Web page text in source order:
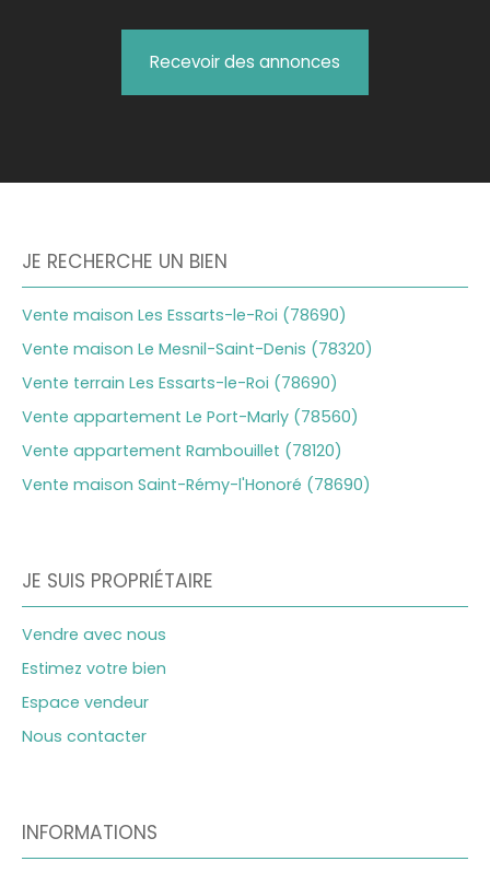
Recevoir des annonces
JE RECHERCHE UN BIEN
Vente maison Les Essarts-le-Roi (78690)
Vente maison Le Mesnil-Saint-Denis (78320)
Vente terrain Les Essarts-le-Roi (78690)
Vente appartement Le Port-Marly (78560)
Vente appartement Rambouillet (78120)
Vente maison Saint-Rémy-l'Honoré (78690)
JE SUIS PROPRIÉTAIRE
Vendre avec nous
Estimez votre bien
Espace vendeur
Nous contacter
INFORMATIONS